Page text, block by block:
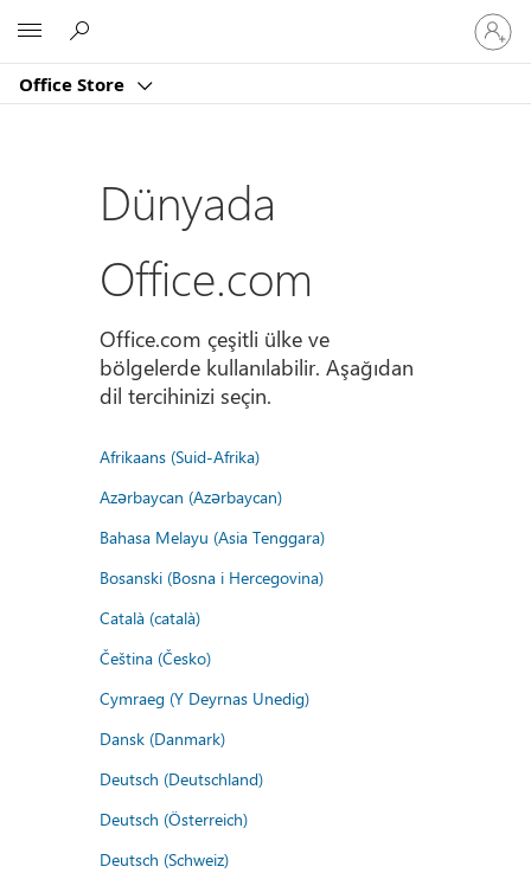
Office Store
oturum
açın
Dünyada
Office.com
Office.com çeşitli ülke ve
bölgelerde kullanılabilir. Aşağıdan
dil tercihinizi seçin.
Afrikaans (Suid-Afrika)
Azərbaycan (Azərbaycan)
Bahasa Melayu (Asia Tenggara)
Bosanski (Bosna i Hercegovina)
Català (català)
Čeština (Česko)
Cymraeg (Y Deyrnas Unedig)
Dansk (Danmark)
Deutsch (Deutschland)
Deutsch (Österreich)
Deutsch (Schweiz)